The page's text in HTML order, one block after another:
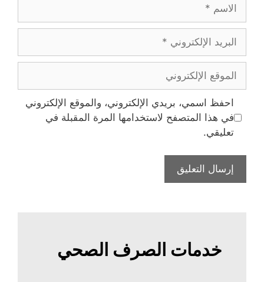
البريد
الإلكتروني
الموقع
الإلكتروني
احفظ اسمي، بريدي الإلكتروني، والموقع الإلكتروني
في هذا المتصفح لاستخدامها المرة المقبلة في
تعليقي.
خدمات الصرف الصحي